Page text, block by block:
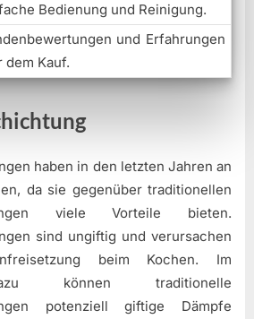
Bedienung und Reinigung.
und Erfahrungen
dem Kauf.
haben in den letzten Jahren an
da sie gegenüber traditionellen
viele Vorteile bieten.
sind ungiftig und verursachen
beim Kochen. Im
können traditionelle
potenziell giftige Dämpfe